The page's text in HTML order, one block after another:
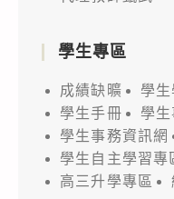
學生專區
成績缺曠
學
學生手冊
學
學生事務資訊網
學生自主學習專
高三升學專區